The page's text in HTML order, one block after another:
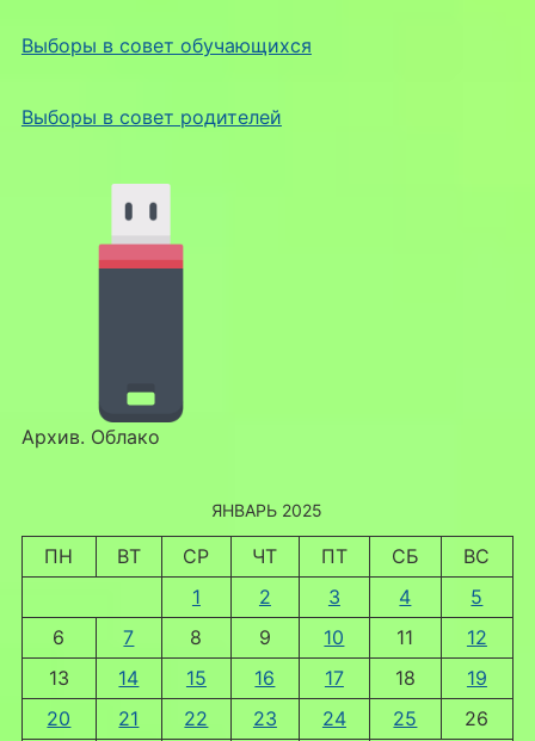
Выборы в совет обучающихся
Выборы в совет родителей
Архив. Облако
ЯНВАРЬ 2025
ПН ВТ СР ЧТ ПТ СБ
ВС
1
2 3 4
5
6
7 8 9 10 11
12
13
14 15 16 17 18
19
20
21 22 23 24 25 26